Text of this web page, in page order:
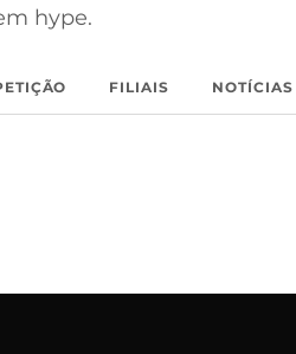
hype.
FILIAIS NOTÍCIAS